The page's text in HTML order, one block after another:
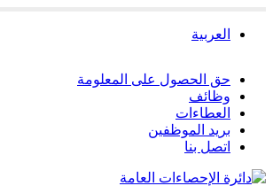
العربية
حق الحصول على المعلومة
وظائف
العطاءات
بريد الموظفين
اتصل بنا